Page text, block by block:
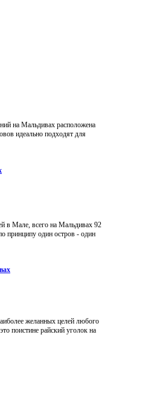
на Мальдивах расположена
идеально подходят для
в Мале, всего на Мальдивах 92
принципу один остров - один
желанных целей любого
поистине райский уголок на